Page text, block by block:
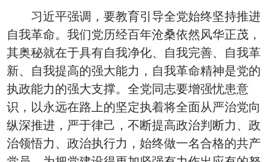
习近平强调，要教育引导全党始终坚持推进
自我革命。我们党历经百年沧桑依然风华正茂，
其奥秘就在于具有自我净化、自我完善、自我革
新、自我提高的强大能力，自我革命精神是党的
执政能力的强大支撑。全党同志要增强忧患意
识，以永远在路上的坚定执着将全面从严治党向
纵深推进，严于律己，不断提高政治判断力、政
治领悟力、政治执行力，始终做一名合格的共产